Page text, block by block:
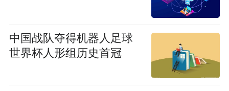
中国战队夺得机器人足球
世界杯人形组历史首冠